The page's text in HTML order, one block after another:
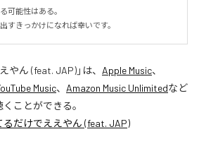
可能性はある。
すきっかけになれば幸いです。
やん (feat. JAP)」は、 Apple Music、
Music、 Amazon Music Unlimitedなど
ことができる。
るだけでええやん (feat. JAP)